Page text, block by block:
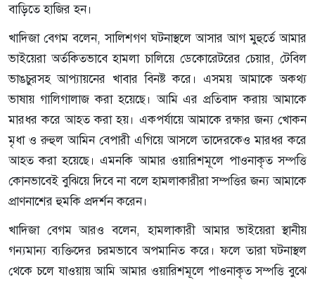
বাড়িতে হাজির হন।
খাদিজা বেগম বলেন, সালিশগণ ঘটনাস্থলে আসার আগ মুহুর্তে আমার
ভাইয়েরা অর্তকিতভাবে হামলা চালিয়ে ডেকোরেটরের চেয়ার, টেবিল
ভাঙচুরসহ আপ্যায়নের খাবার বিনষ্ট করে। এসময় আমাকে অকথ্য
ভাষায় গালিগালাজ করা হয়েছে। আমি এর প্রতিবাদ করায় আমাকে
মারধর করে আহত করা হয়। একপর্যায়ে আমাকে রক্ষার জন্য খোকন
মৃধা ও রুহুল আমিন বেপারী এগিয়ে আসলে তাদেরকেও মারধর করে
আহত করা হয়েছে। এমনকি আমার ওয়ারিশমূলে পাওনাকৃত সম্পত্তি
কোনভাবেই বুঝিয়ে দিবে না বলে হামলাকারীরা সম্পত্তির জন্য আমাকে
প্রাণনাশের হুমকি প্রদর্শন করেন।
খাদিজা বেগম আরও বলেন, হামলাকারী আমার ভাইয়েরা স্থানীয়
গন্যমান্য ব্যক্তিদের চরমভাবে অপমানিত করে। ফলে তারা ঘটনাস্থল
থেকে চলে যাওয়ায় আমি আমার ওয়ারিশমূলে পাওনাকৃত সম্পত্তি বুঝে